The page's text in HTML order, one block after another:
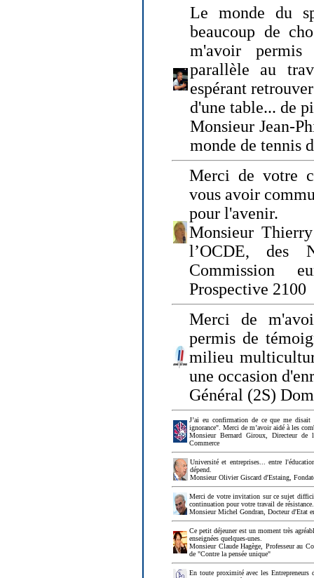
Le monde du
beaucoup de
m'avoir
parallèle au
espérant
d'une table... de
Monsieur Jean-
monde de tennis
Merci de votre
vous avoir
pour l'avenir.
Monsieur
l’OCDE, des
Commission
Prospective 2100
Merci de
permis de
milieu
une occasion
Général (2S)
J’ai eu confirmation de ce que me disait
ignorance". Merci de m’avoir aidé à les
Monsieur Bernard Giroux, Directeur de
Commerce
Université et entreprises... entre
dépend.
Monsieur Olivier Giscard d'Estaing,
Merci de votre invitation sur ce sujet
continuation pour votre travail de
Monsieur Michel Gondran, Docteur d'Etat
Ce petit déjeuner est un moment très
enseignées quelques-unes.
Monsieur Claude Hagège, Professeur au
de "Contre la pensée unique"
En toute proximité avec les